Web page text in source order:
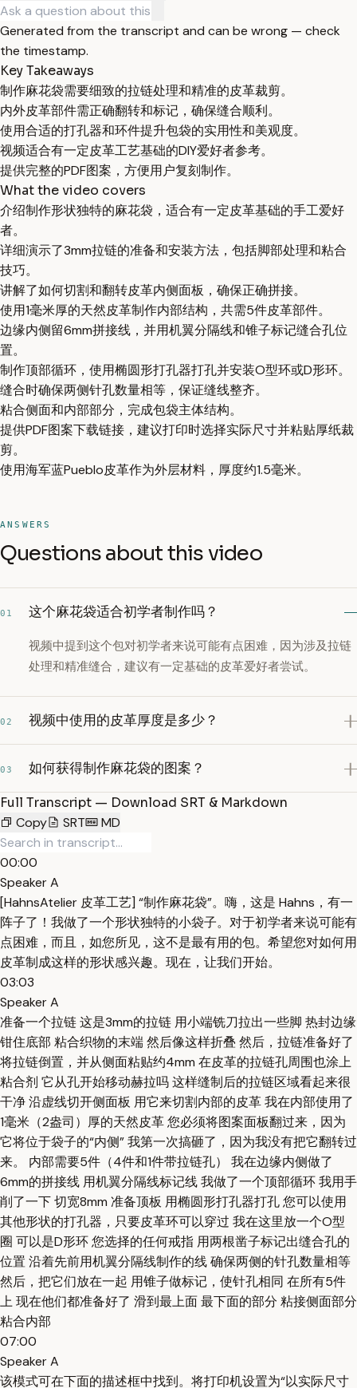
Generated from the transcript and can be wrong — check
the timestamp.
Key Takeaways
制作麻花袋需要细致的拉链处理和精准的皮革裁剪。
内外皮革部件需正确翻转和标记，确保缝合顺利。
使用合适的打孔器和环件提升包袋的实用性和美观度。
视频适合有一定皮革工艺基础的DIY爱好者参考。
提供完整的PDF图案，方便用户复刻制作。
What the video covers
介绍制作形状独特的麻花袋，适合有一定皮革基础的手工爱好
者。
详细演示了3mm拉链的准备和安装方法，包括脚部处理和粘合
技巧。
讲解了如何切割和翻转皮革内侧面板，确保正确拼接。
使用1毫米厚的天然皮革制作内部结构，共需5件皮革部件。
边缘内侧留6mm拼接线，并用机翼分隔线和锥子标记缝合孔位
置。
制作顶部循环，使用椭圆形打孔器打孔并安装O型环或D形环。
缝合时确保两侧针孔数量相等，保证缝线整齐。
粘合侧面和内部部分，完成包袋主体结构。
提供PDF图案下载链接，建议打印时选择实际尺寸并粘贴厚纸裁
剪。
使用海军蓝Pueblo皮革作为外层材料，厚度约1.5毫米。
ANSWERS
Questions about this video
01 这个麻花袋适合初学者制作吗？
视频中提到这个包对初学者来说可能有点困难，因为涉及拉链
处理和精准缝合，建议有一定基础的皮革爱好者尝试。
02 视频中使用的皮革厚度是多少？
03 如何获得制作麻花袋的图案？
Full Transcript — Download SRT & Markdown
Copy
SRT MD
00:00
Speaker A
[HahnsAtelier 皮革工艺] “制作麻花袋”。嗨，这是 Hahns，有一
阵子了！我做了一个形状独特的小袋子。对于初学者来说可能有
点困难，而且，如您所见，这不是最有用的包。希望您对如何用
皮革制成这样的形状感兴趣。现在，让我们开始。
03:03
Speaker A
准备一个拉链 这是3mm的拉链 用小端铣刀拉出一些脚 热封边缘
钳住底部 粘合织物的末端 然后像这样折叠 然后，拉链准备好了
将拉链倒置，并从侧面粘贴约4mm 在皮革的拉链孔周围也涂上
粘合剂 它从孔开始移动赫拉吗 这样缝制后的拉链区域看起来很
干净 沿虚线切开侧面板 用它来切割内部的皮革 我在内部使用了
1毫米（2盎司）厚的天然皮革 您必须将图案面板翻过来，因为
它将位于袋子的“内侧” 我第一次搞砸了，因为我没有把它翻转过
来。 内部需要5件（4件和1件带拉链孔） 我在边缘内侧做了
6mm的拼接线 用机翼分隔线标记线 我做了一个顶部循环 我用手
削了一下 切宽8mm 准备顶板 用椭圆形打孔器打孔 您可以使用
其他形状的打孔器，只要皮革环可以穿过 我在这里放一个O型
圈 可以是D形环 您选择的任何戒指 用两根凿子标记出缝合孔的
位置 沿着先前用机翼分隔线制作的线 确保两侧的针孔数量相等
然后，把它们放在一起 用锥子做标记，使针孔相同 在所有5件
上 现在他们都准备好了 滑到最上面 最下面的部分 粘接侧面部分
粘合内部
07:00
Speaker A
该模式可在下面的描述框中找到。将打印机设置为“以实际尺寸